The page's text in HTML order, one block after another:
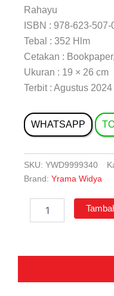
Rahayu
ISBN : 978-623-507-
Tebal : 352 Hlm
Cetakan :
Ukuran : 19 × 26 cm
Terbit : Agustus 2024
WHATSAPP
SKU: YWD9999340
Brand: Yrama Widya
Cergas